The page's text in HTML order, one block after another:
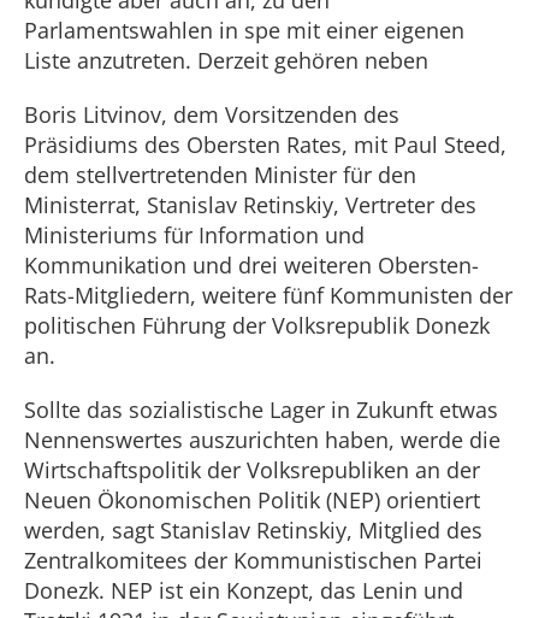
Parlamentswahlen in spe mit einer eigenen
Liste anzutreten. Derzeit gehören neben
Boris Litvinov, dem Vorsitzenden des
Präsidiums des Obersten Rates, mit Paul Steed,
dem stellvertretenden Minister für den
Ministerrat, Stanislav Retinskiy, Vertreter des
Ministeriums für Information und
Kommunikation und drei weiteren Obersten-
Rats-Mitgliedern, weitere fünf Kommunisten der
politischen Führung der Volksrepublik Donezk
an.
Sollte das sozialistische Lager in Zukunft etwas
Nennenswertes auszurichten haben, werde die
Wirtschaftspolitik der Volksrepubliken an der
Neuen Ökonomischen Politik (NEP) orientiert
werden, sagt Stanislav Retinskiy, Mitglied des
Zentralkomitees der Kommunistischen Partei
Donezk. NEP ist ein Konzept, das Lenin und